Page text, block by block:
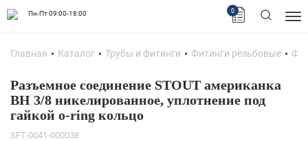
Пн-Пт 09:00-18:00 0
Главная Каталог Трубы и фитинги Фитинги резьбовые
Разъемное соединение STOUT американка
ВН 3/8 никелированное, уплотнение под
гайкой o-ring кольцо
SFT-0041-000038